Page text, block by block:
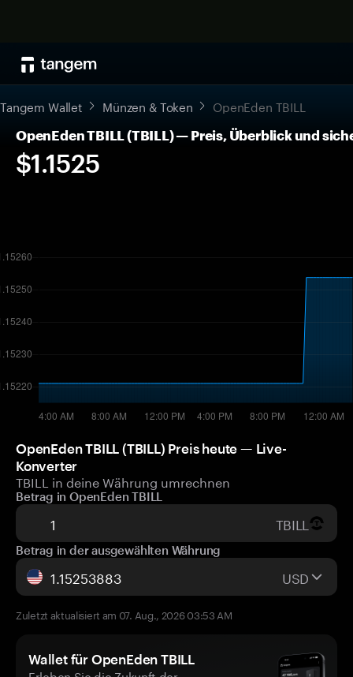
Tangem Wallet Münzen & Token OpenEden TBILL
OpenEden TBILL (TBILL) — Preis, Überblick und
$1.1525
OpenEden TBILL (TBILL) Preis heute — Live-
Konverter
TBILL in deine Währung umrechnen
Betrag in OpenEden TBILL
TBILL
Betrag in der ausgewählten Währung
USD
Zuletzt aktualisiert am 07. Aug., 2026 03:53 AM
Wallet für OpenEden TBILL